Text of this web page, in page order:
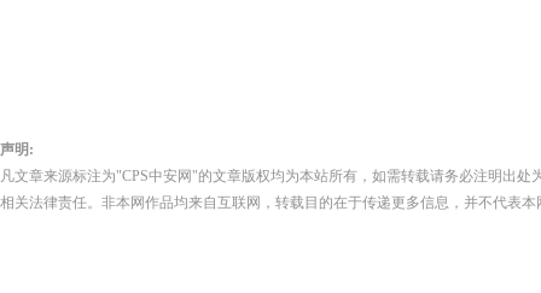
声明:
凡文章来源标注为"CPS中安网"的文章版权均为本站所有，如需转载请务必注明出处
相关法律责任。非本网作品均来自互联网，转载目的在于传递更多信息，并不代表